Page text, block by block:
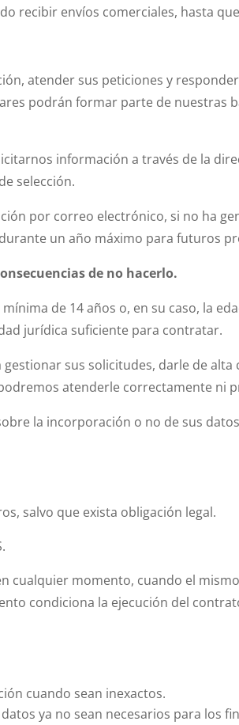
recibir envíos comerciales, hasta
atender sus peticiones y
podrán formar parte de nuestras
información a través de la
selección.
por correo electrónico, si no ha
un año máximo para futuros
de no hacerlo.
de 14 años o, en su caso, la
jurídica suficiente para contratar.
sus solicitudes, darle de
atenderle correctamente ni
la incorporación o no de sus
salvo que exista obligación legal.
cualquier momento, cuando el
condiciona la ejecución del
cuando sean inexactos.
ya no sean necesarios para los